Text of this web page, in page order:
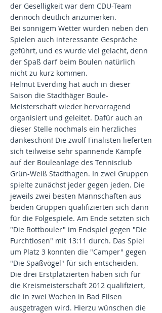
der Geselligkeit war dem CDU-Team
dennoch deutlich anzumerken.
Bei sonnigem Wetter wurden neben den
Spielen auch interessante Gespräche
geführt, und es wurde viel gelacht, denn
der Spaß darf beim Boulen natürlich
nicht zu kurz kommen.
Helmut Everding hat auch in dieser
Saison die Stadthäger Boule-
Meisterschaft wieder hervorragend
organisiert und geleitet. Dafür auch an
dieser Stelle nochmals ein herzliches
dankeschön! Die zwölf Finalisten lieferten
sich teilweise sehr spannende Kämpfe
auf der Bouleanlage des Tennisclub
Grün-Weiß Stadthagen. In zwei Gruppen
spielte zunächst jeder gegen jeden. Die
jeweils zwei besten Mannschaften aus
beiden Gruppen qualifizierten sich dann
für die Folgespiele. Am Ende setzten sich
"Die Rottbouler" im Endspiel gegen "Die
Furchtlosen" mit 13:11 durch. Das Spiel
um Platz 3 konnten die "Camper" gegen
"Die Spaßvögel" für sich entscheiden.
Die drei Erstplatzierten haben sich für
die Kreismeisterschaft 2012 qualifiziert,
die in zwei Wochen in Bad Eilsen
ausgetragen wird. Hierzu wünschen die